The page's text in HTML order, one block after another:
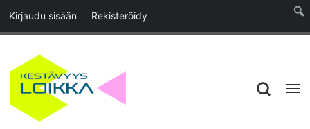
Kirjaudu sisään Rekisteröidy
Skip to content